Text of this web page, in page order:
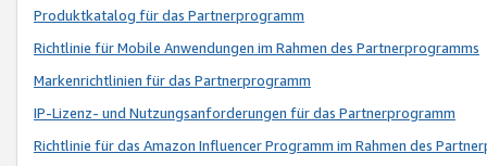
Produktkatalog für das Partnerprogramm
Richtlinie für Mobile Anwendungen im Rahmen des Partnerprogramms
Markenrichtlinien für das Partnerprogramm
IP-Lizenz- und Nutzungsanforderungen für das Partnerprogramm
Richtlinie für das Amazon Influencer Programm im Rahmen des